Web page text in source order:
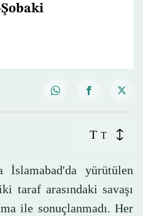
T T
yürütülen
taraf arasındaki savaşı
ile sonuçlanmadı. Her